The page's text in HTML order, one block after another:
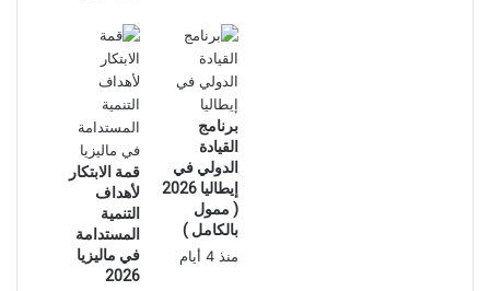
برنامج
القيادة
الدولي في
إيطاليا 2026
( ممول
بالكامل )
منذ 4 أيام
قمة الابتكار
لأهداف
التنمية
المستدامة
في ماليزيا
2026